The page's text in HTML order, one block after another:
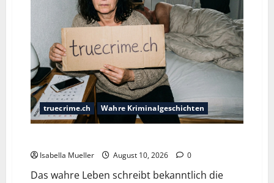
truecrime.ch Wahre Kriminalgeschichten
Isabella Mueller August 10, 2026 0
Das wahre Leben schreibt bekanntlich die